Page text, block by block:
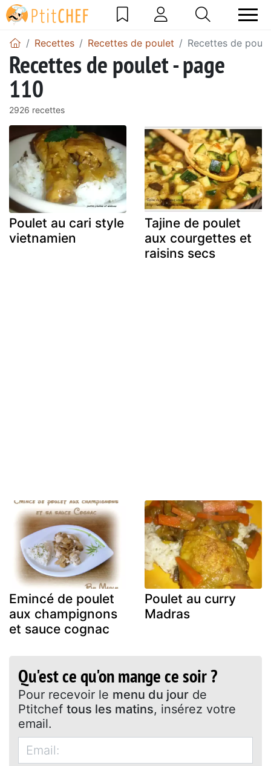
Recettes Recettes de poulet Recettes de
Recettes de poulet - page
110
2926 recettes
Poulet au cari style
vietnamien
Tajine de poulet
aux courgettes et
raisins secs
Emincé de poulet
aux champignons
et sauce cognac
Poulet au curry
Madras
Qu'est ce qu'on mange ce soir ?
Pour recevoir le menu du jour de
Ptitchef tous les matins, insérez votre
email.